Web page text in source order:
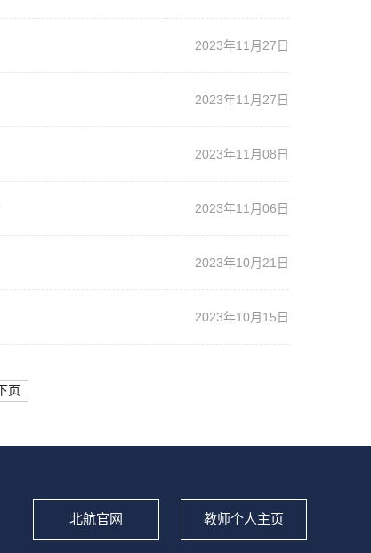
2023年11月27日
2023年11月27日
2023年11月08日
2023年11月06日
2023年10月21日
2023年10月15日
下页
北航官网 教师个人主页